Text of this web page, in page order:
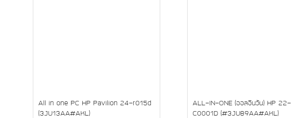
All in one PC HP Pavilion 24-r015d
(3JU13AA#AKL)
ALL-IN-ONE (ออลอินวัน) HP 22-
C0001D (#3JU89AA#AKL)